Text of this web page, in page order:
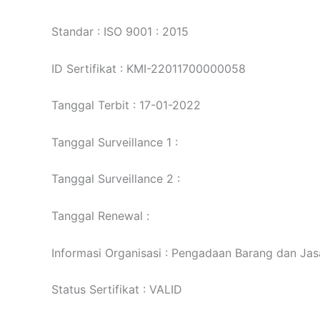
Standar : ISO 9001 : 2015
ID Sertifikat : KMI-22011700000058
Tanggal Terbit : 17-01-2022
Tanggal Surveillance 1 :
Tanggal Surveillance 2 :
Tanggal Renewal :
Informasi Organisasi : Pengadaan Barang dan
Status Sertifikat : VALID